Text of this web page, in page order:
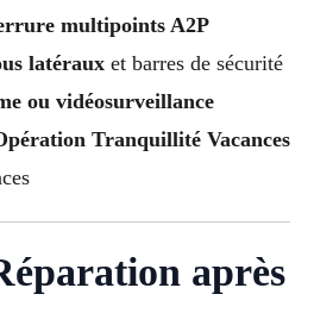
multipoints A2P
latérauxet barres de sécurité
ou vidéosurveillance
Tranquillité Vacances
après